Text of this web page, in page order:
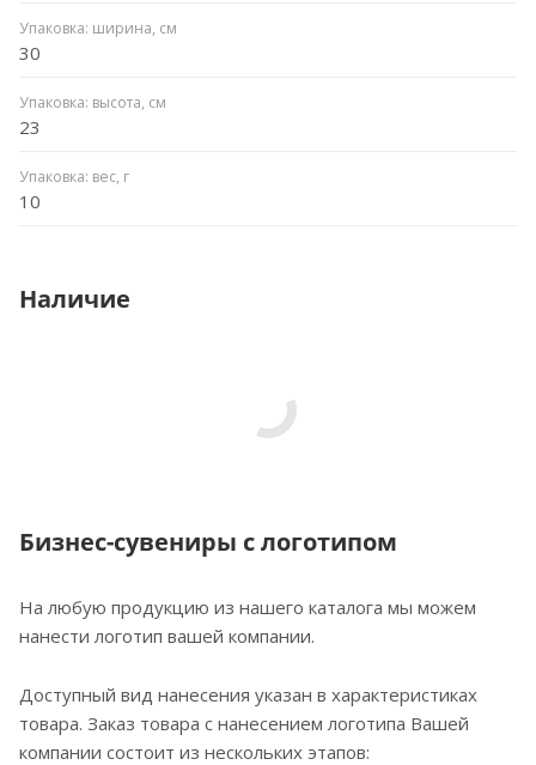
Упаковка: ширина, см
30
Упаковка: высота, см
23
Упаковка: вес, г
10
Наличие
Бизнес-сувениры с логотипом
На любую продукцию из нашего каталога мы можем
нанести логотип вашей компании.
Доступный вид нанесения указан в характеристиках
товара. Заказ товара с нанесением логотипа Вашей
компании состоит из нескольких этапов: